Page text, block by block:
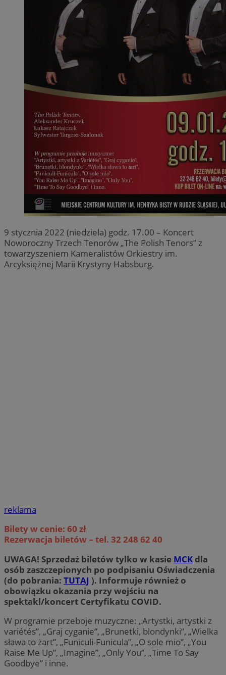
9 stycznia 2022 (niedziela) godz. 17.00 – Koncert
Noworoczny Trzech Tenorów „The Polish Tenors” z
towarzyszeniem Kameralistów Orkiestry im.
Arcyksiężnej Marii Krystyny Habsburg.
reklama
Bilety w cenie: 60 zł
Rezerwacja biletów – tel. 32 248 62 40
UWAGA! Sprzedaż biletów tylko w kasie MCK dla
osób zaszczepionych po podpisaniu Oświadczenia
(do pobrania: TUTAJ ). Informuje również o
obowiązku okazania przy wejściu na
spektakl/koncert Certyfikatu COVID.
W programie przeboje muzyczne: „Artystki, artystki z
variétés”, „Graj cyganie”, „Brunetki, blondynki”, „Wielka
sława to żart”, „Funiculi-Funicula”, „O sole mio”, „You
Raise Me Up”, „Imagine”, „Only You”, „Time To Say
Goodbye” i inne.